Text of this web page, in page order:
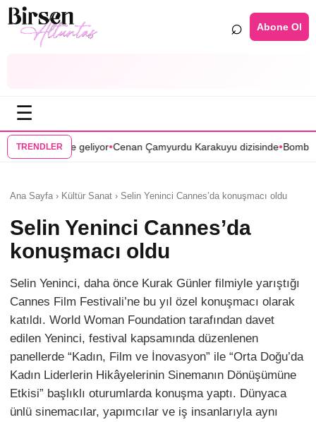
⌕ Abone Ol
☰
TRENDLER
•Cenan Çamyurdu Karakuyu dizisinde•Bomba transfer! Caner
Ana Sayfa › Kültür Sanat › Selin Yeninci Cannes’da konuşmacı oldu
Selin Yeninci Cannes’da
konuşmacı oldu
Selin Yeninci, daha önce Kurak Günler filmiyle yarıştığı
Cannes Film Festivali’ne bu yıl özel konuşmacı olarak
katıldı. World Woman Foundation tarafından davet
edilen Yeninci, festival kapsamında düzenlenen
panellerde “Kadın, Film ve İnovasyon” ile “Orta Doğu’da
Kadın Liderlerin Hikâyelerinin Sinemanın Dönüşümüne
Etkisi” başlıklı oturumlarda konuşma yaptı. Dünyaca
ünlü sinemacılar, yapımcılar ve iş insanlarıyla aynı